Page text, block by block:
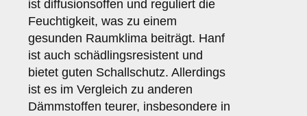
ist diffusionsoffen und reguliert die
Feuchtigkeit, was zu einem
gesunden Raumklima beiträgt. Hanf
ist auch schädlingsresistent und
bietet guten Schallschutz. Allerdings
ist es im Vergleich zu anderen
Dämmstoffen teurer, insbesondere in